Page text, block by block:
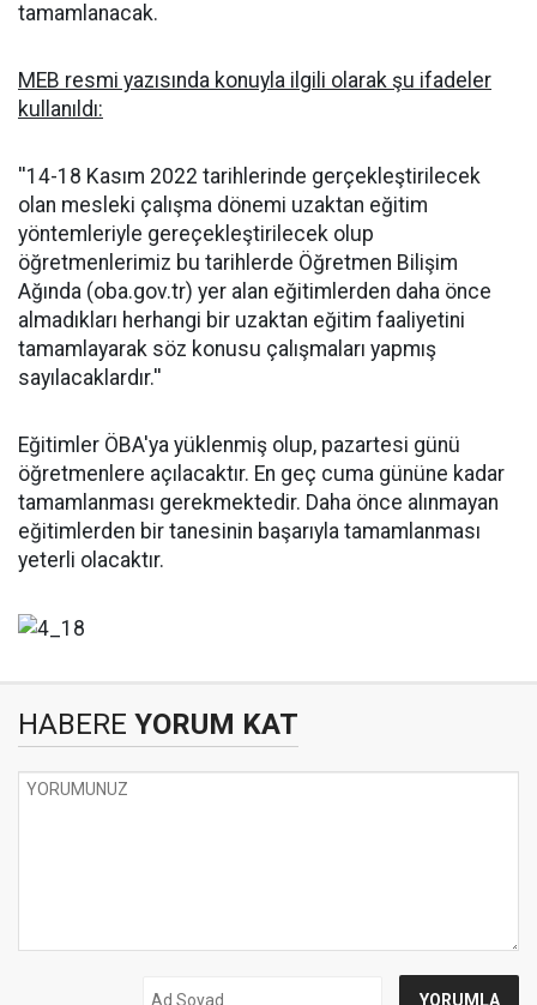
tamamlanacak.
MEB resmi yazısında konuyla ilgili olarak şu ifadeler
kullanıldı:
''14-18 Kasım 2022 tarihlerinde gerçekleştirilecek
olan mesleki çalışma dönemi uzaktan eğitim
yöntemleriyle gereçekleştirilecek olup
öğretmenlerimiz bu tarihlerde Öğretmen Bilişim
Ağında (oba.gov.tr) yer alan eğitimlerden daha önce
almadıkları herhangi bir uzaktan eğitim faaliyetini
tamamlayarak söz konusu çalışmaları yapmış
sayılacaklardır.''
Eğitimler ÖBA'ya yüklenmiş olup, pazartesi günü
öğretmenlere açılacaktır. En geç cuma gününe kadar
tamamlanması gerekmektedir. Daha önce alınmayan
eğitimlerden bir tanesinin başarıyla tamamlanması
yeterli olacaktır.
HABERE YORUM KAT